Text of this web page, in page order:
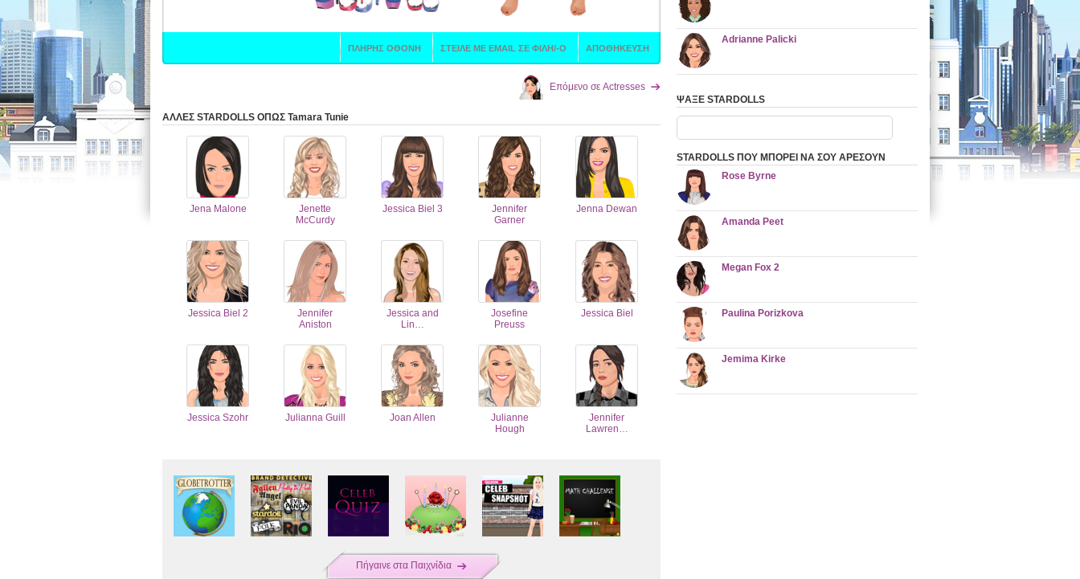
Επόμενο σε Actresses
ΑΛΛΕΣ STARDOLLS ΟΠΩΣ Tamara Tunie
Jena Malone
Jenette
McCurdy
Jessica Biel 3
Jennifer
Garner
Jenna Dewan
Jessica Biel 2
Jennifer
Aniston
Jessica and
Lin…
Josefine
Preuss
Jessica Biel
Jessica Szohr Julianna Guill Joan Allen
Julianne
Hough
Jennifer
Lawren…
Πήγαινε στα Παιχνίδια
Adrianne Palicki
ΨΑΞΕ STARDOLLS
STARDOLLS ΠΟΥ ΜΠΟΡΕΙ ΝΑ ΣΟΥ ΑΡΕΣΟΥΝ
Rose Byrne
Amanda Peet
Megan Fox 2
Paulina Porizkova
Jemima Kirke